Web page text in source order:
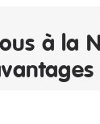
à la